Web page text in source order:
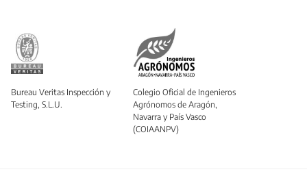
Bureau Veritas Inspección y
Testing, S.L.U.
Colegio Oficial de Ingenieros
Agrónomos de Aragón,
Navarra y País Vasco
(COIAANPV)